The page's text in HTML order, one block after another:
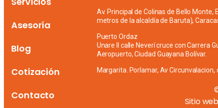
Asesoría
Blog
Cotización
Contacto
Av. Principal de Colinas de Bello Monte,
metros de la alcaldía de Baruta),
Puerto Ordaz
Unare II calle Neverí cruce con Carrera
Aeropuerto, Ciudad Guayana Bolívar.
Margarita. Porlamar, Av Circunvalacion,
Sitio